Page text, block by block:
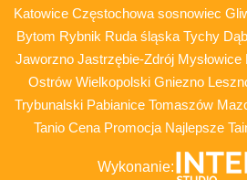
Katowice Częstochowa sosnowiec
Bytom Rybnik Ruda śląska Tychy
Jaworzno Jastrzębie-Zdrój Mysłowice
Ostrów Wielkopolski Gniezno
Trybunalski Pabianice Tomaszów
Tanio Cena Promocja Najlepsze
Wykonanie: